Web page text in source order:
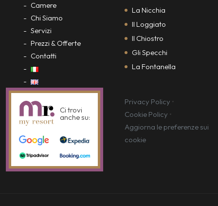
Camere
Chi Siamo
Servizi
Prezzi & Offerte
Contatti
La Nicchia
Il Loggiato
Il Chiostro
Gli Specchi
La Fontanella
Ci trovi
anche su:
Privacy Policy •
Cookie Policy •
Aggiorna le preferenze sui
cookie